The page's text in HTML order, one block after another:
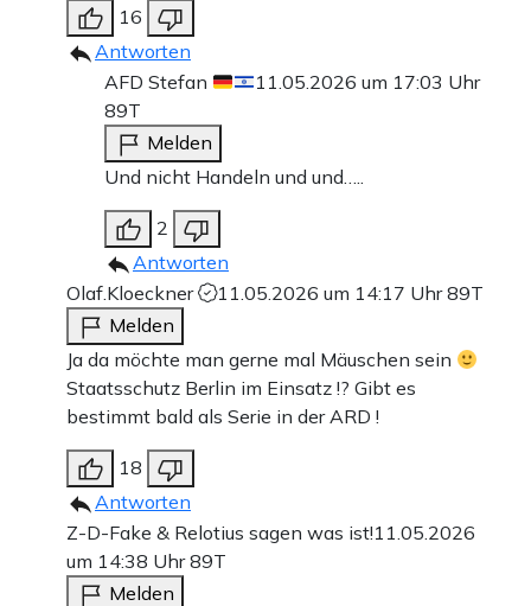
16
Antworten
AFD Stefan
11.05.2026 um 17:03 Uhr
89T
Melden
Und nicht Handeln und und…..
2
Antworten
Olaf.Kloeckner
11.05.2026 um 14:17 Uhr89T
Melden
Ja da möchte man gerne mal Mäuschen sein
Staatsschutz Berlin im Einsatz !? Gibt es
bestimmt bald als Serie in der ARD !
18
Antworten
Z-D-Fake & Relotius sagen was ist!11.05.2026
um 14:38 Uhr89T
Melden